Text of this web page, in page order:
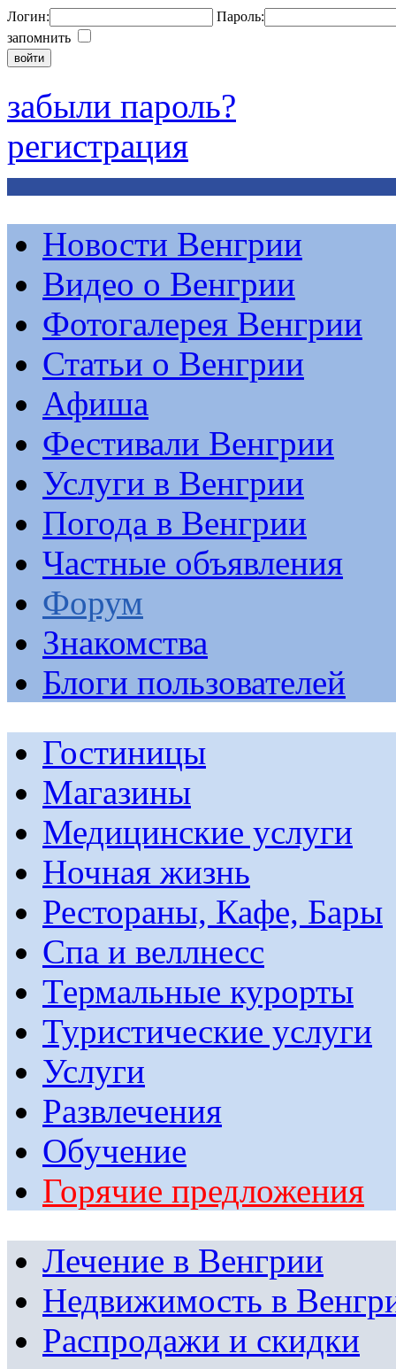
Логин:
Пароль:
запомнить
забыли пароль?
регистрация
Новости Венгрии
Видео о Венгрии
Фотогалерея Венгрии
Статьи о Венгрии
Афиша
Фестивали Венгрии
Услуги в Венгрии
Погода в Венгрии
Частные объявления
Форум
Знакомства
Блоги пользователей
Гостиницы
Магазины
Медицинские услуги
Ночная жизнь
Рестораны, Кафе, Бары
Спа и веллнесс
Термальные курорты
Туристические услуги
Услуги
Развлечения
Обучение
Горячие предложения
Лечение в Венгрии
Недвижимость в
Распродажи и скидки